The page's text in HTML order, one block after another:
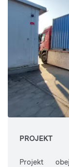
PROJEKT
Projekt